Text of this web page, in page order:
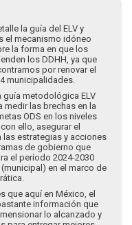
la guía del ELV y
el mecanismo idóneo
la forma en que los
los DDHH, ya que
por renovar el
municipalidades.
guía metodológica ELV
medir las brechas en la
ODS en los niveles
ello, asegurar el
las estrategias y acciones
de gobierno que
el período 2024-2030
en el marco de
que aquí en México, el
información que
lo alcanzado y